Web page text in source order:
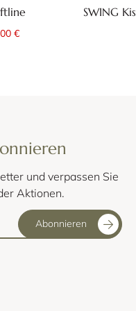
€
SWING
und verpassen Sie
Aktionen.
Abonnieren